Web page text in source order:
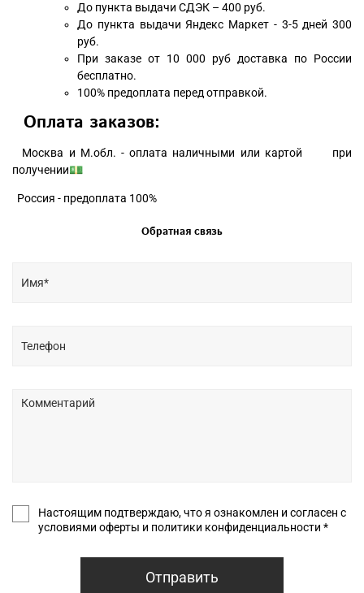
До пункта выдачи СДЭК – 400 руб.
До пункта выдачи Яндекс Маркет - 3-5 дней 300
руб.
При заказе от 10 000 руб доставка по России
бесплатно.
100% предоплата перед отправкой.
Оплата заказов:
Москва и М.обл. - оплата наличными или картой при
получении💵
Россия - предоплата 100%
Обратная связь
Настоящим подтверждаю, что я ознакомлен и согласен с
условиями оферты и политики конфиденциальности *
Отправить